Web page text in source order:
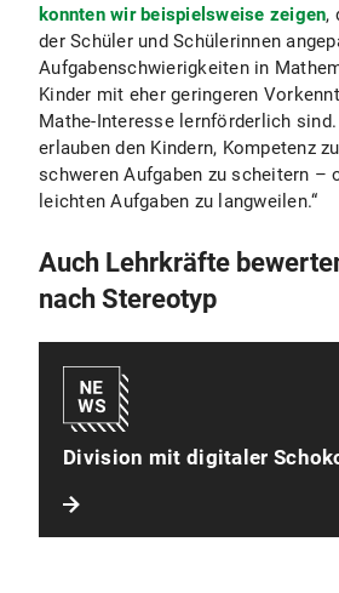
konnten wir beispielsweise zeigen,
der Schüler und Schülerinnen
Aufgabenschwierigkeiten in
Kinder mit eher geringeren
Mathe-Interesse lernförderlich
erlauben den Kindern, Kompetenz
schweren Aufgaben zu scheitern –
leichten Aufgaben zu langweilen.“
Auch Lehrkräfte
nach Stereotyp
Division mit digitaler